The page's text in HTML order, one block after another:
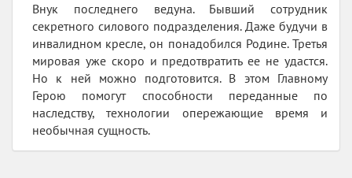
Внук последнего ведуна. Бывший сотрудник
секретного силового подразделения. Даже будучи в
инвалидном кресле, он понадобился Родине. Третья
мировая уже скоро и предотвратить ее не удастся.
Но к ней можно подготовится. В этом Главному
Герою помогут способности переданные по
наследству, технологии опережающие время и
необычная сущность.